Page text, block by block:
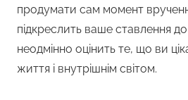
продумати сам момент
підкреслить ваше ставлення
неодмінно оцінить те, що ви
життя і внутрішнім світом.